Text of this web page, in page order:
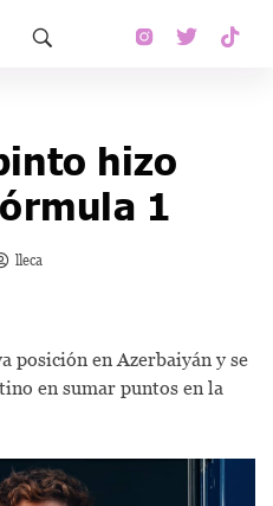
hizo
1
lleca
posición en Azerbaiyán y se
en sumar puntos en la